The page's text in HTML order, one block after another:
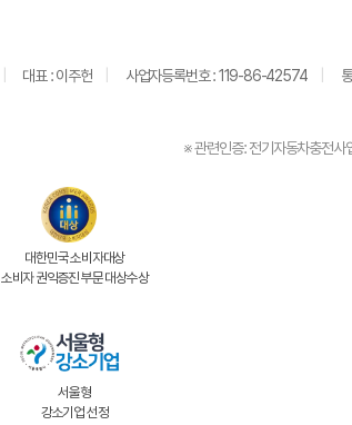
대표 : 이주헌 사업자등록번호 : 119-86-42574
※ 관련인증: 전기자동차충전사
대한민국 소비자대상
소비자 권익증진 부문 대상수상
서울형
강소기업 선정